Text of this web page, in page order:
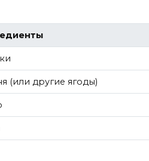
(или другие ягоды)